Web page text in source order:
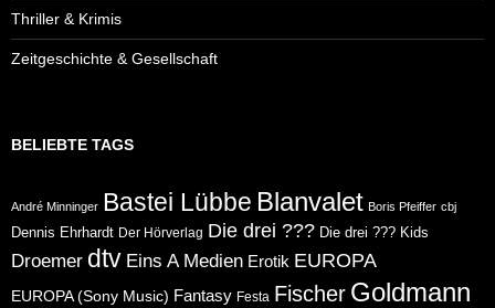
Thriller & Krimis
Zeitgeschichte & Gesellschaft
BELIEBTE TAGS
André Minninger Bastei Lübbe Blanvalet Boris Pfeiffer cbj
Dennis Ehrhardt Der Hörverlag Die drei ??? Die drei ??? Kids
Droemer dtv Eins A Medien Erotik EUROPA
EUROPA (Sony Music) Fantasy Festa Fischer Goldmann